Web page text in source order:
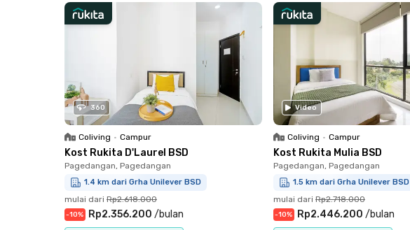
360
Coliving • Campur
Kost Rukita D'Laurel BSD
Pagedangan, Pagedangan
1.4 km dari Grha Unilever BSD
mulai dari Rp2.618.000
-10% Rp2.356.200 /bulan
Video
Coliving • Campur
Kost Rukita Mulia BSD
Pagedangan, Pagedangan
1.5 km dari Grha Unilever BSD
mulai dari Rp2.718.000
-10% Rp2.446.200 /bulan